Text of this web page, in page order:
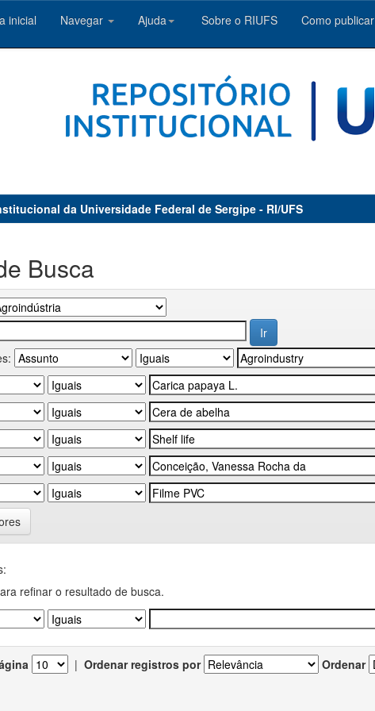
inicial Navegar Ajuda Sobre o RIUFS Como publicar
da Universidade Federal de Sergipe - RI/UFS
Busca
refinar o resultado de busca.
| Ordenar registros por Ordenar